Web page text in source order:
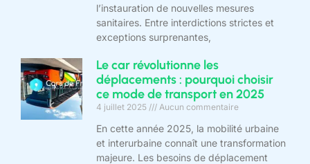
l’instauration de nouvelles mesures
sanitaires. Entre interdictions strictes et
exceptions surprenantes,
Le car révolutionne les
déplacements : pourquoi choisir
ce mode de transport en 2025
4 juillet 2025 Aucun commentaire
En cette année 2025, la mobilité urbaine
et interurbaine connaît une transformation
majeure. Les besoins de déplacement